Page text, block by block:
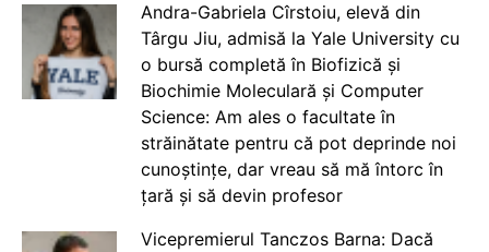
Andra-Gabriela Cîrstoiu, elevă din
Târgu Jiu, admisă la Yale University cu
o bursă completă în Biofizică și
Biochimie Moleculară și Computer
Science: Am ales o facultate în
străinătate pentru că pot deprinde noi
cunoștințe, dar vreau să mă întorc în
țară și să devin profesor
Vicepremierul Tanczos Barna: Dacă